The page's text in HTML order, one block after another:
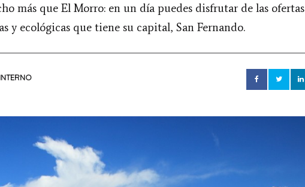
más que El Morro: en un día puedes disfrutar de las ofertas
y ecológicas que tiene su capital, San Fernando.